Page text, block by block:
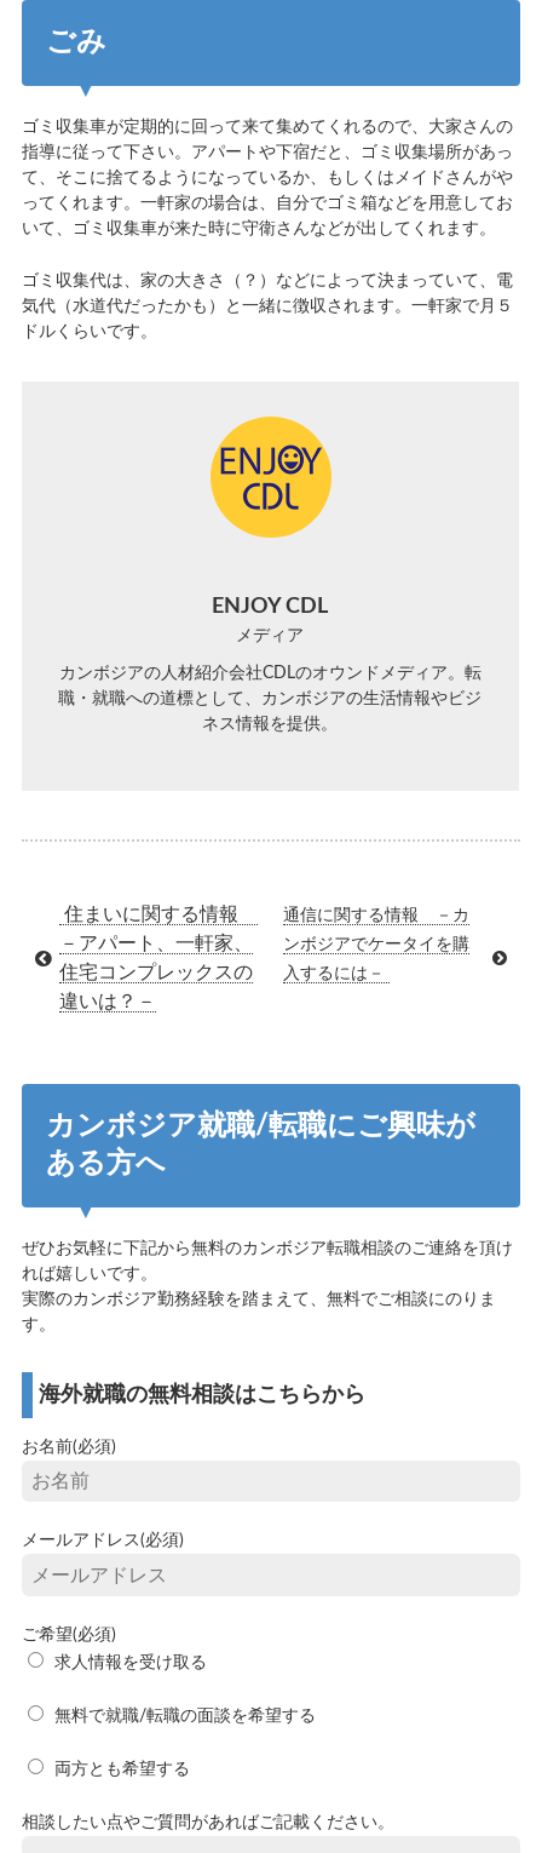
ごみ
ゴミ収集車が定期的に回って来て集めてくれるので、大家さんの
指導に従って下さい。アパートや下宿だと、ゴミ収集場所があっ
て、そこに捨てるようになっているか、もしくはメイドさんがや
ってくれます。一軒家の場合は、自分でゴミ箱などを用意してお
いて、ゴミ収集車が来た時に守衛さんなどが出してくれます。
ゴミ収集代は、家の大きさ（？）などによって決まっていて、電
気代（水道代だったかも）と一緒に徴収されます。一軒家で月５
ドルくらいです。
ENJOY CDL
メディア
カンボジアの人材紹介会社CDLのオウンドメディア。転
職・就職への道標として、カンボジアの生活情報やビジ
ネス情報を提供。
住まいに関する情報
－アパート、一軒家、
住宅コンプレックスの
違いは？－
通信に関する情報 －カ
ンボジアでケータイを購
入するには－
カンボジア就職/転職にご興味が
ある方へ
ぜひお気軽に下記から無料のカンボジア転職相談のご連絡を頂け
れば嬉しいです。
実際のカンボジア勤務経験を踏まえて、無料でご相談にのりま
す。
海外就職の無料相談はこちらから
お名前(必須)
メールアドレス(必須)
ご希望(必須)
求人情報を受け取る
無料で就職/転職の面談を希望する
両方とも希望する
相談したい点やご質問があればご記載ください。